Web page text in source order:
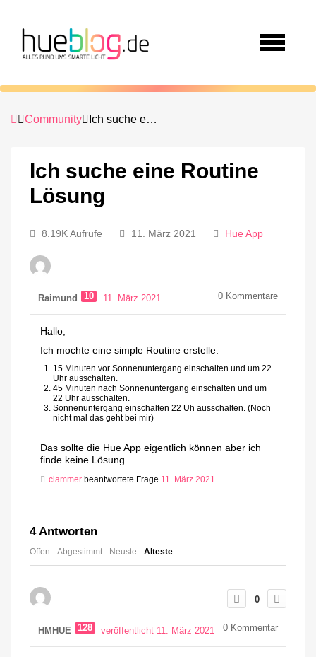
Community Ich suche eine Routine Lösung
Ich suche eine Routine
Lösung
8.19K Aufrufe 11. März 2021 Hue App
Raimund 10 11. März 2021 0 Kommentare
Hallo,
Ich mochte eine simple Routine erstelle.
15 Minuten vor Sonnenuntergang einschalten und um 22
Uhr ausschalten.
45 Minuten nach Sonnenuntergang einschalten und um
22 Uhr ausschalten.
Sonnenuntergang einschalten 22 Uh ausschalten. (Noch
nicht mal das geht bei mir)
Das sollte die Hue App eigentlich können aber ich
finde keine Lösung.
clammer beantwortete Frage 11. März 2021
4Antworten
Offen Abgestimmt Neuste Älteste
0
HMHUE 128 veröffentlicht 11. März 2021 0 Kommentar